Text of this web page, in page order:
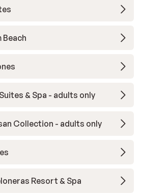
Beach
& Spa - adults only
Collection - adults only
Resort & Spa